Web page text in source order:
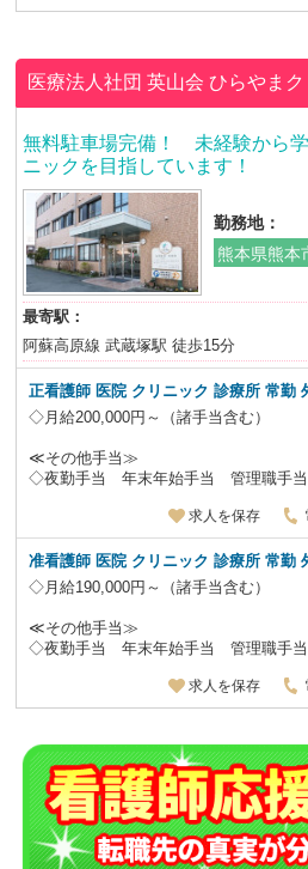
医療法人社団 英山会 ひらやまク
無料駐車場完備！ 未経験から
ニックを目指しています！
勤務地：
熊本県熊本
最寄駅：
阿蘇高原線 武蔵塚駅 徒歩15分
正看護師 医院 クリニック 診療所 常勤
◇月給200,000円～（諸手当含む）
≪その他手当≫
◇夜勤手当 年末年始手当 管理職手当
求人を保存
准看護師 医院 クリニック 診療所 常勤
◇月給190,000円～（諸手当含む）
≪その他手当≫
◇夜勤手当 年末年始手当 管理職手当
求人を保存